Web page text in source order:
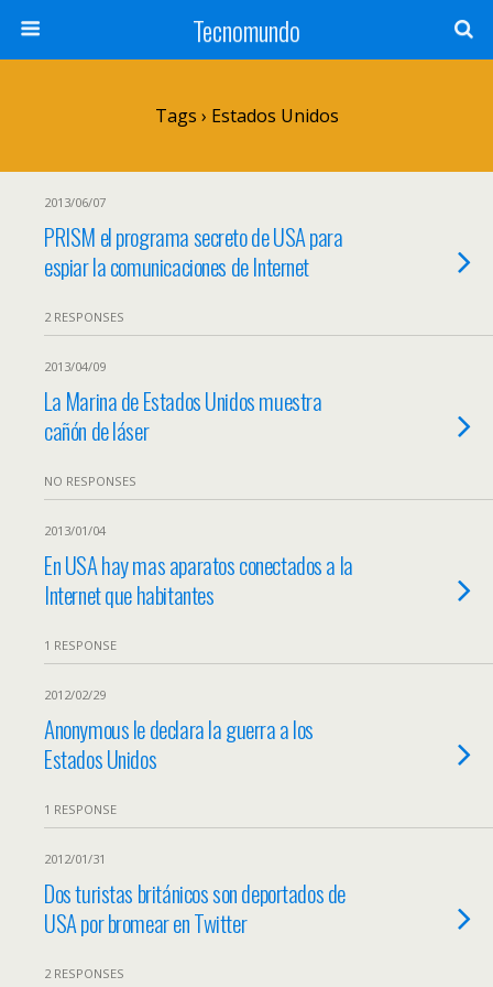
Tecnomundo
Tags › Estados Unidos
2013/06/07
PRISM el programa secreto de USA para
espiar la comunicaciones de Internet
2 RESPONSES
2013/04/09
La Marina de Estados Unidos muestra
cañón de láser
NO RESPONSES
2013/01/04
En USA hay mas aparatos conectados a la
Internet que habitantes
1 RESPONSE
2012/02/29
Anonymous le declara la guerra a los
Estados Unidos
1 RESPONSE
2012/01/31
Dos turistas británicos son deportados de
USA por bromear en Twitter
2 RESPONSES